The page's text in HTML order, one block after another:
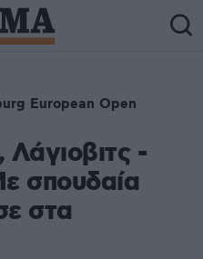
European Open
-
σπουδαία
στα